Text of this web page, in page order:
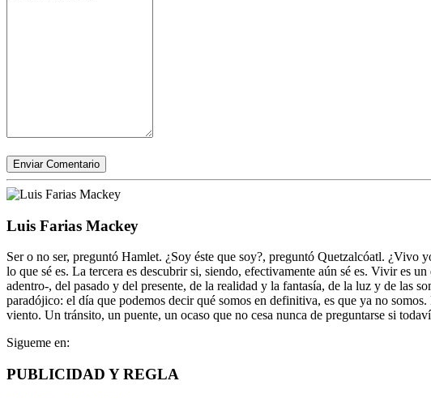
Enviar Comentario
Luis Farias Mackey
Ser o no ser, preguntó Hamlet. ¿Soy éste que soy?, preguntó Quetzalcóatl. ¿Vivo
lo que sé es. La tercera es descubrir si, siendo, efectivamente aún sé es. Vivir es
adentro-, del pasado y del presente, de la realidad y la fantasía, de la luz y de las
paradójico: el día que podemos decir qué somos en definitiva, es que ya no
viento. Un tránsito, un puente, un ocaso que no cesa nunca de preguntarse si
Sigueme en:
PUBLICIDAD Y REGLA